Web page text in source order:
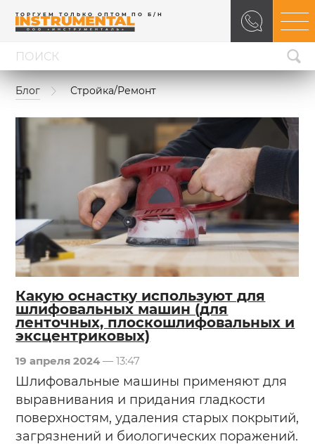
ТОРГУЕМ ТОЛЬКО ОПТОМ ПО Б/Н
Блог Стройка/Ремонт
Какую оснастку используют для
шлифовальных машин (для
ленточных, плоскошлифовальных и
эксцентриковых)
19 апреля 2024 — 13:47
Шлифовальные машины применяют для
выравнивания и придания гладкости
поверхностям, удаления старых покрытий,
загрязнений и биологических поражений.